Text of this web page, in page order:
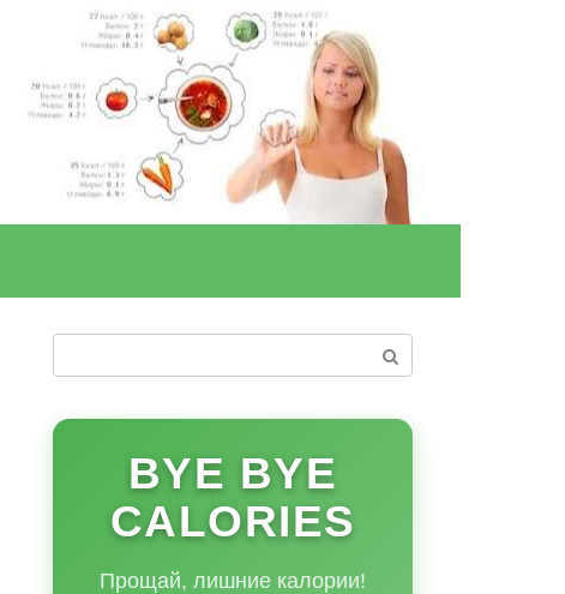
BYE BYE
CALORIES
Прощай, лишние калории!